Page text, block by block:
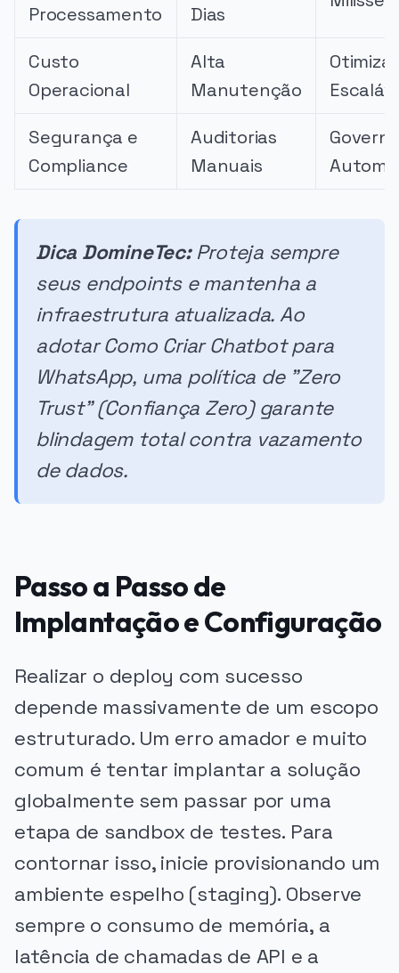
Processamento Dias
Custo
Operacional
Alta
Manutenção
Segurança e
Compliance
Auditorias
Manuais
Dica DomineTec:Proteja sempre
seus endpoints e mantenha a
infraestrutura atualizada. Ao
adotar Como Criar Chatbot para
WhatsApp, uma política de "Zero
Trust" (Confiança Zero) garante
blindagem total contra vazamento
de dados.
Passo a Passo de
Implantação e Configuração
Realizar o deploy com sucesso
depende massivamente de um escopo
estruturado. Um erro amador e muito
comum é tentar implantar a solução
globalmente sem passar por uma
etapa de sandbox de testes. Para
contornar isso, inicie provisionando um
ambiente espelho (staging). Observe
sempre o consumo de memória, a
latência de chamadas de API e a